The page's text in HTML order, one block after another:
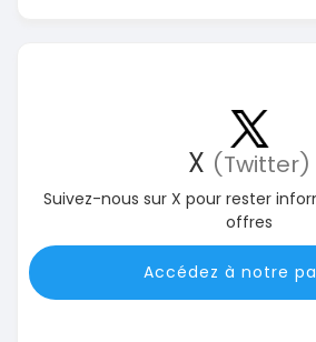
X (Twitter)
Suivez-nous sur X pour rester
offres
Accédez à notre